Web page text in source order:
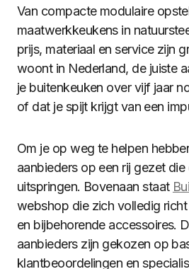
Van compacte modulaire
maatwerkkeukens in
prijs, materiaal en service zijn
woont in Nederland, de juiste
je buitenkeuken over vijf jaar
of dat je spijt krijgt van een
Om je op weg te helpen
aanbieders op een rij gezet
uitspringen. Bovenaan staat
webshop die zich volledig
en bijbehorende accessoires.
aanbieders zijn gekozen op
klantbeoordelingen en